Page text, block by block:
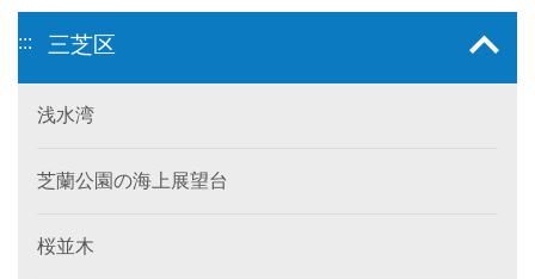
::: 三芝区
浅水湾
芝蘭公園の海上展望台
桜並木